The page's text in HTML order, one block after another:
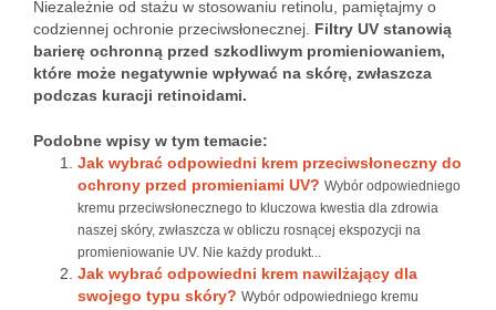
Niezależnie od stażu w stosowaniu retinolu, pamiętajmy o
codziennej ochronie przeciwsłonecznej. Filtry UV stanowią
barierę ochronną przed szkodliwym promieniowaniem,
które może negatywnie wpływać na skórę, zwłaszcza
podczas kuracji retinoidami.
Podobne wpisy w tym temacie:
Jak wybrać odpowiedni krem przeciwsłoneczny do
ochrony przed promieniami UV? Wybór odpowiedniego
kremu przeciwsłonecznego to kluczowa kwestia dla zdrowia
naszej skóry, zwłaszcza w obliczu rosnącej ekspozycji na
promieniowanie UV. Nie każdy produkt...
Jak wybrać odpowiedni krem nawilżający dla
swojego typu skóry? Wybór odpowiedniego kremu